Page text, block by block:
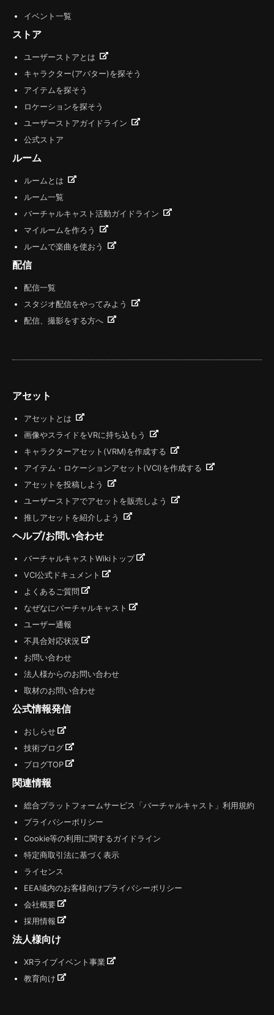
イベント一覧
ストア
ユーザーストアとは
キャラクター(アバター)を探そう
アイテムを探そう
ロケーションを探そう
ユーザーストアガイドライン
公式ストア
ルーム
ルームとは
ルーム一覧
バーチャルキャスト活動ガイドライン
マイルームを作ろう
ルームで楽曲を使おう
配信
配信一覧
スタジオ配信をやってみよう
配信、撮影をする方へ
アセット
アセットとは
画像やスライドをVRに持ち込もう
キャラクターアセット(VRM)を作成する
アイテム・ロケーションアセット(VCI)を作成する
アセットを投稿しよう
ユーザーストアでアセットを販売しよう
推しアセットを紹介しよう
ヘルプ/お問い合わせ
バーチャルキャストWikiトップ
VCI公式ドキュメント
よくあるご質問
なぜなにバーチャルキャスト
ユーザー通報
不具合対応状況
お問い合わせ
法人様からのお問い合わせ
取材のお問い合わせ
公式情報発信
おしらせ
技術ブログ
ブログTOP
関連情報
総合プラットフォームサービス「バーチャルキャスト」利用規約
プライバシーポリシー
Cookie等の利用に関するガイドライン
特定商取引法に基づく表示
ライセンス
EEA域内のお客様向けプライバシーポリシー
会社概要
採用情報
法人様向け
XRライブイベント事業
教育向け